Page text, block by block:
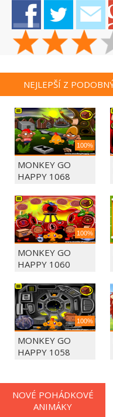
NEJLEPŠÍ Z
100%
MONKEY GO
HAPPY 1068
100%
MONKEY GO
HAPPY 1060
100%
MONKEY GO
HAPPY 1058
NOVÉ POHÁDKOVÉ
ANIMÁKY